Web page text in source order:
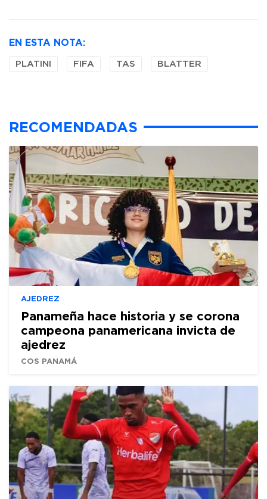
EN ESTA NOTA:
PLATINI FIFA TAS BLATTER
RECOMENDADAS
AJEDREZ
Panameña hace historia y se corona
campeona panamericana invicta de
ajedrez
COS PANAMÁ